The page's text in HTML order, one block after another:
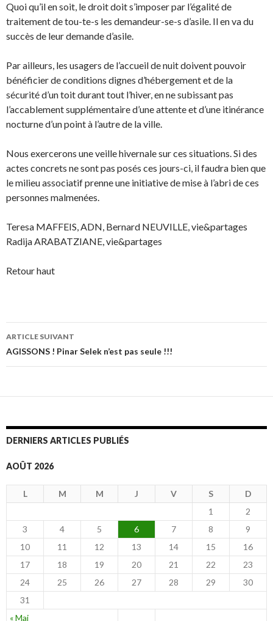
Quoi qu’il en soit, le droit doit s’imposer par l’égalité de
traitement de tou-te-s les demandeur-se-s d’asile. Il en va du
succès de leur demande d’asile.
Par ailleurs, les usagers de l’accueil de nuit doivent pouvoir
bénéficier de conditions dignes d’hébergement et de la
sécurité d’un toit durant tout l’hiver, en ne subissant pas
l’accablement supplémentaire d’une attente et d’une itinérance
nocturne d’un point à l’autre de la ville.
Nous exercerons une veille hivernale sur ces situations. Si des
actes concrets ne sont pas posés ces jours-ci, il faudra bien que
le milieu associatif prenne une initiative de mise à l’abri de ces
personnes malmenées.
Teresa MAFFEIS, ADN, Bernard NEUVILLE, vie&partages
Radija ARABATZIANE, vie&partages
Retour haut
Navigation
articles
ARTICLE SUIVANT
AGISSONS ! Pinar Selek n’est pas seule !!!
DERNIERS ARTICLES PUBLIÉS
AOÛT 2026
L M M J V S D
« Mai
1
2
3
4 5 6 7 8
9
10
11 12 13 14 15
16
17
18 19 20 21 22
23
24
25 26 27 28 29
30
31